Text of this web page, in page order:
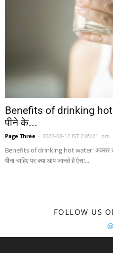
Benefits of drinking hot
पीने के...
Page Three - 2022-08-12 IST 2:05:21: pm
Benefits of drinking hot water: अक्सर
पीना चाहिए पर क्या आप जानते है ऐसा...
FOLLOW US
@